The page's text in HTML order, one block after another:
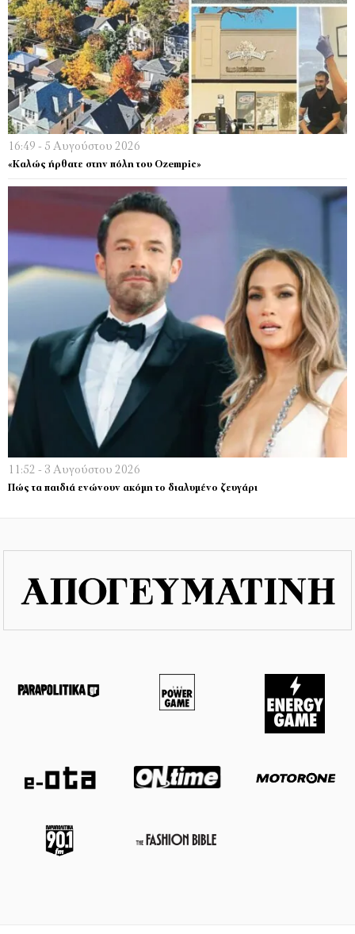
16:49 - 5 Αυγούστου 2026
«Καλώς ήρθατε στην πόλη του Ozempic»
11:52 - 3 Αυγούστου 2026
Πώς τα παιδιά ενώνουν ακόμη το διαλυμένο ζευγάρι